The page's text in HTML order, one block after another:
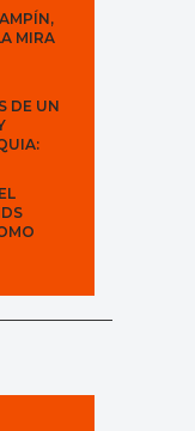
MIRA
DE UN